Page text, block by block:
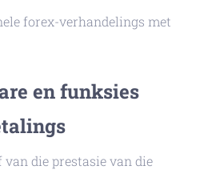
forex-verhandelings met
en funksies
die prestasie van die